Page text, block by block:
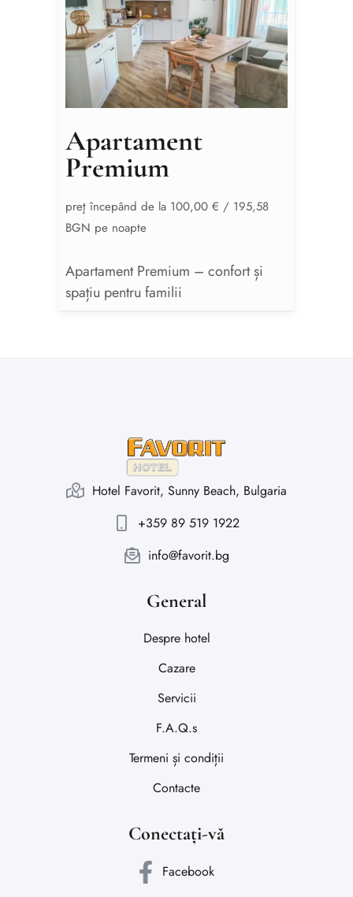
Apartament
Premium
preţ începând de la 100,00 € / 195,58
BGN pe noapte
Apartament Premium – confort și
spațiu pentru familii
Hotel Favorit, Sunny Beach, Bulgaria
+359 89 519 1922
info@favorit.bg
General
Despre hotel
Cazare
Servicii
F.A.Q.s
Termeni și condiții
Contacte
Conectați-vă
Facebook